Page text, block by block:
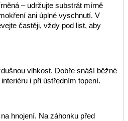
– udržujte substrát mírně
ani úplné vyschnutí. V
častěji, vždy pod list, aby
vlhkost. Dobře snáší běžné
i při ústředním topení.
hnojení. Na záhonku před